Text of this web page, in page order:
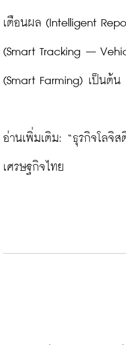
เตือนผล (Intelligent
(Smart Tracking –
(Smart Farming) เป็นต้น
อ่านเพิ่มเติม: “ธุรกิจโลจิ
เศรษฐกิจไทย